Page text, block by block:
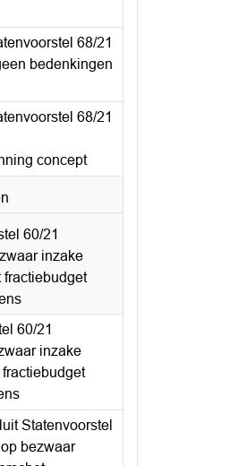
68/21
bedenkingen
68/21
concept
60/21
inzake
fractiebudget
60/21
inzake
Statenvoorstel
bezwaar